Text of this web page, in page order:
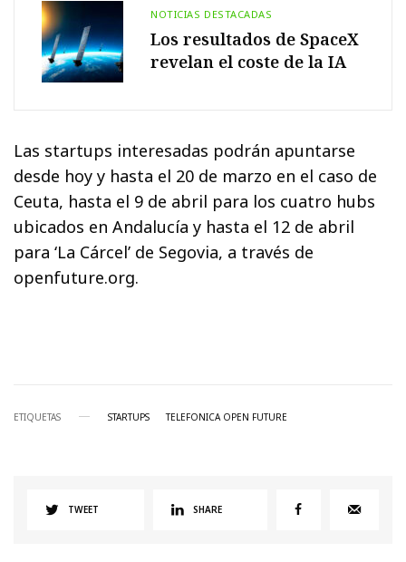
NOTICIAS DESTACADAS
Los resultados de SpaceX
revelan el coste de la IA
Las startups interesadas podrán apuntarse
desde hoy y hasta el 20 de marzo en el caso de
Ceuta, hasta el 9 de abril para los cuatro hubs
ubicados en Andalucía y hasta el 12 de abril
para ‘La Cárcel’ de Segovia, a través de
openfuture.org.
ETIQUETAS STARTUPS TELEFONICA OPEN FUTURE
TWEET SHARE